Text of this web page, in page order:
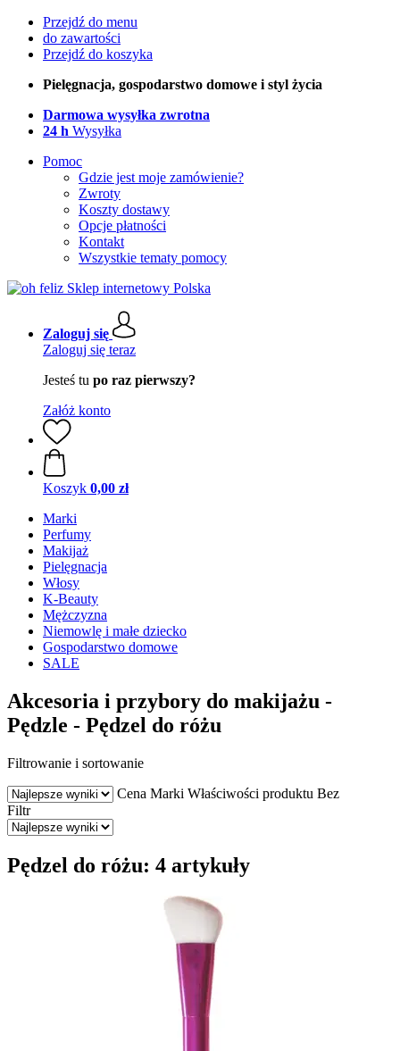
Przejdź do menu
do zawartości
Przejdź do koszyka
Pielęgnacja, gospodarstwo domowe i styl życia
Darmowa wysyłka zwrotna
24 h Wysyłka
Pomoc
Gdzie jest moje zamówienie?
Zwroty
Koszty dostawy
Opcje płatności
Kontakt
Wszystkie tematy pomocy
Zaloguj się
Zaloguj się teraz
Jesteś tu po raz pierwszy?
Załóż konto
Koszyk 0,00 zł
Marki
Perfumy
Makijaż
Pielęgnacja
Włosy
K-Beauty
Mężczyzna
Niemowlę i małe dziecko
Gospodarstwo domowe
SALE
Akcesoria i przybory do makijażu -
Pędzle - Pędzel do różu
Filtrowanie i sortowanie
Cena Marki Właściwości produktu Bez
Filtr
Pędzel do różu: 4 artykuły